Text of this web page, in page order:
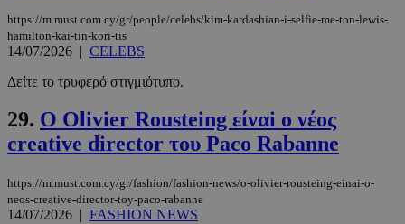
https://m.must.com.cy/gr/people/celebs/kim-kardashian-i-selfie-me-ton-lewis-
hamilton-kai-tin-kori-tis
14/07/2026 | CELEBS
Δείτε το τρυφερό στιγμιότυπο.
29. Ο Olivier Rousteing είναi o νέος
creative director του Paco Rabanne
https://m.must.com.cy/gr/fashion/fashion-news/o-olivier-rousteing-einai-o-
neos-creative-director-toy-paco-rabanne
14/07/2026 | FASHION NEWS
PHPSESSID
PHP.net
m.must.com.cy